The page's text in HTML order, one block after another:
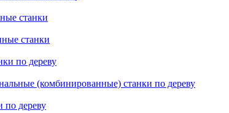
станки
станки
по дереву
(комбинированные) станки по дереву
по дереву